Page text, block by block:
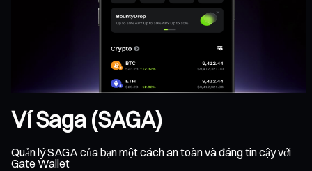
Ví Saga (SAGA)
Quản lý SAGA của bạn một cách an toàn và đáng tin cậy với
Gate Wallet